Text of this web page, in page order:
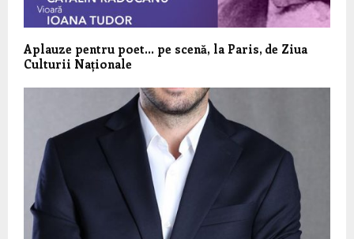
Aplauze pentru poet… pe scenă, la Paris, de Ziua
Culturii Naționale